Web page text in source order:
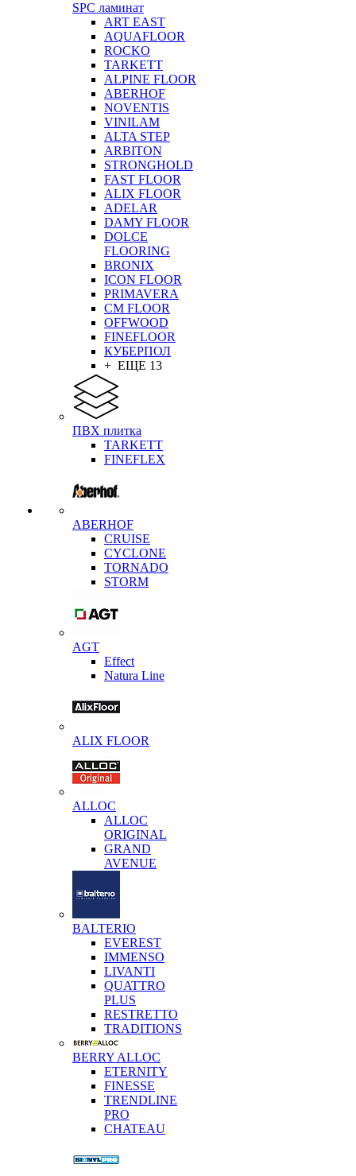
SPC ламинат
ART EAST
AQUAFLOOR
ROCKO
TARKETT
ALPINE FLOOR
ABERHOF
NOVENTIS
VINILAM
ALTA STEP
ARBITON
STRONGHOLD
FAST FLOOR
ALIX FLOOR
ADELAR
DAMY FLOOR
DOLCE
FLOORING
BRONIX
ICON FLOOR
PRIMAVERA
CM FLOOR
OFFWOOD
FINEFLOOR
КУБЕРПОЛ
+ ЕЩЕ 13
ПВХ плитка
TARKETT
FINEFLEX
ABERHOF
CRUISE
CYCLONE
TORNADO
STORM
AGT
Effect
Natura Line
ALIX FLOOR
ALLOC
ALLOC
ORIGINAL
GRAND
AVENUE
BALTERIO
EVEREST
IMMENSO
LIVANTI
QUATTRO
PLUS
RESTRETTO
TRADITIONS
BERRY ALLOC
ETERNITY
FINESSE
TRENDLINE
PRO
CHATEAU